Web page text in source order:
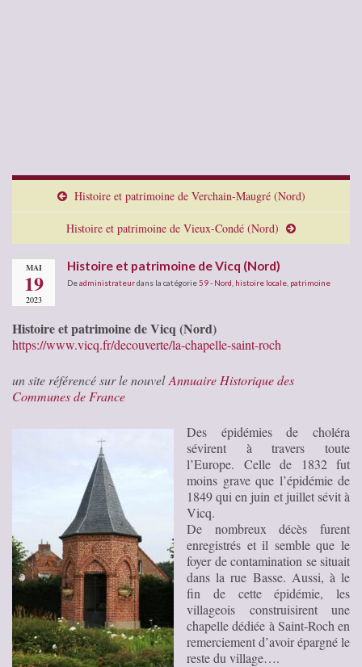
Histoire et patrimoine de Verchain-Maugré (Nord)
Histoire et patrimoine de Vieux-Condé (Nord)
MAI
19
2023
Histoire et patrimoine de Vicq (Nord)
Deadministrateurdans la catégorie 59 - Nord histoire locale patrimoine
Histoire et patrimoine de Vicq (Nord)
https://www.vicq.fr/decouverte/la-chapelle-saint-roch
un site référencé sur le nouvelAnnuaire Historique des
Communes de France
Des épidémies de choléra
sévirent à travers toute
l’Europe. Celle de 1832 fut
moins grave que l’épidémie de
1849 qui en juin et juillet sévit à
Vicq.
De nombreux décès furent
enregistrés et il semble que le
foyer de contamination se situait
dans la rue Basse. Aussi, à le
fin de cette épidémie, les
villageois construisirent une
chapelle dédiée à Saint-Roch en
remerciement d’avoir épargné le
reste du village….